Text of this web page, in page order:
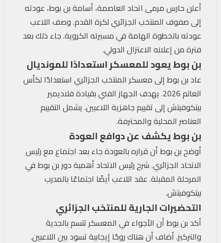
أعلن حارس مرمى اتحاد العاصمة، أسامة بن بوط، عودته
إلى صفوف المنتخب الجزائري لكرة القدم. وصف اللاعب
عودته بالخطوة الهامة في مسيرته الكروية. جاء ذلك بعد
فترة من إعلانه الاعتزال الدولي.
بن بوط يعود للمعسكر استعدادًا للمونديال
عاد بن بوط إلى معسكر المنتخب الجزائري استعدادًا لكأس
العالم 2026. يهدف الجهاز الفني بقيادة فلاديمير
بيتكوفيتش إلى تقييم جاهزية اللاعبين. يشمل التقييم
العناصر المحلية والمحترفة.
بن بوط يكشف عن دوافع العودة
أوضح بن بوط أن قراره بالعودة جاء بعد اجتماع مع رئيس
الاتحاد الجزائري. شرح رئيس الاتحاد أهمية دور بن بوط في
المرحلة المقبلة. عقد اللاعب أيضًا اجتماعًا بالمدرب
بيتكوفيتش.
التحضيرات الجارية للمنتخب الجزائري
أكد بن بوط أن الأجواء في المعسكر تتسم بالجدية
والتركيز. أضاف أن هناك روحًا إيجابية تسود بين اللاعبين.